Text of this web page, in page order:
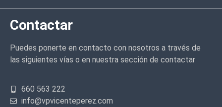
Contactar
Puedes ponerte en contacto con nosotros a través de
las siguientes vías o en nuestra sección de contactar
660 563 222
info@vpvicenteperez.com